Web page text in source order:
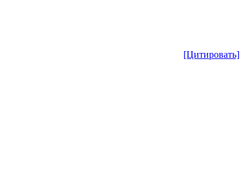
[Цитировать]